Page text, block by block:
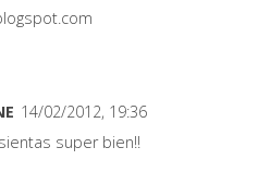
14/02/2012, 19:36
super bien!!